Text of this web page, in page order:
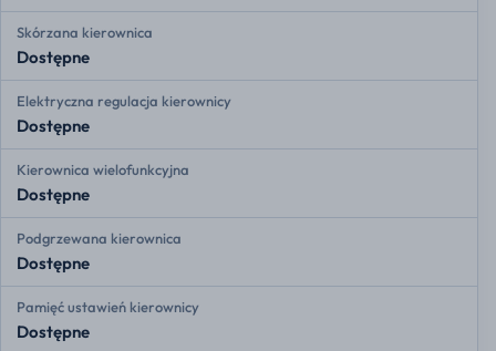
Skórzana kierownica
Dostępne
Elektryczna regulacja kierownicy
Dostępne
Kierownica wielofunkcyjna
Dostępne
Podgrzewana kierownica
Dostępne
Pamięć ustawień kierownicy
Dostępne